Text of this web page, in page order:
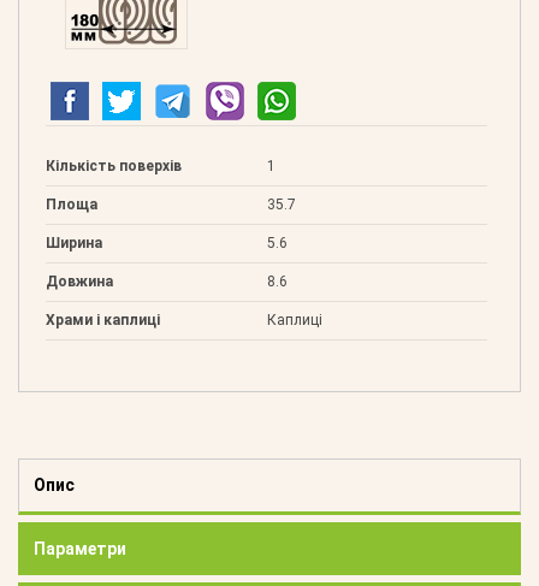
Кількість поверхів 1
Площа 35.7
Ширина 5.6
Довжина 8.6
Храми і каплиці Каплиці
Опис
Параметри